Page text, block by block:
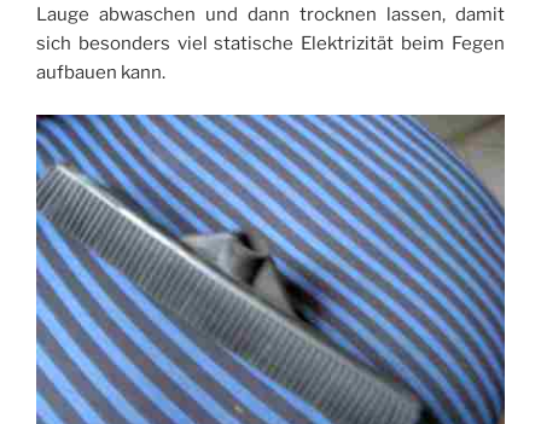
Lauge abwaschen und dann trocknen lassen, damit
sich besonders viel statische Elektrizität beim Fegen
aufbauen kann.